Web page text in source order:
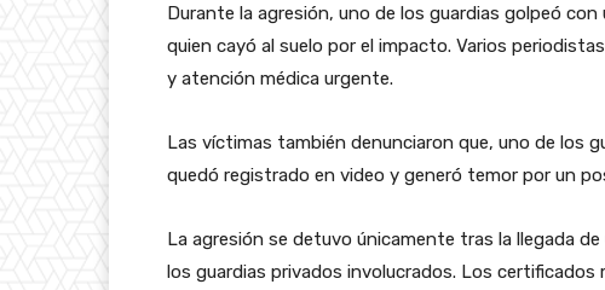
Durante la agresión, uno de los guardias golpeó
quien cayó al suelo por el impacto. Varios
y atención médica urgente.
Las víctimas también denunciaron que, uno de los
quedó registrado en video y generó temor por un
La agresión se detuvo únicamente tras la llegada
los guardias privados involucrados. Los